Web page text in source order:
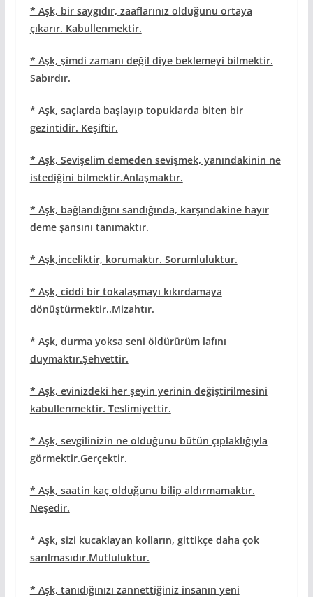
* Aşk, bir saygıdır, zaaflarınız olduğunu ortaya
çıkarır. Kabullenmektir.
* Aşk, şimdi zamanı değil diye beklemeyi bilmektir.
Sabırdır.
* Aşk, saçlarda başlayıp topuklarda biten bir
gezintidir. Keşiftir.
* Aşk, Sevişelim demeden sevişmek, yanındakinin ne
istediğini bilmektir.Anlaşmaktır.
* Aşk, bağlandığını sandığında, karşındakine hayır
deme şansını tanımaktır.
* Aşk,inceliktir, korumaktır. Sorumluluktur.
* Aşk, ciddi bir tokalaşmayı kıkırdamaya
dönüştürmektir..Mizahtır.
* Aşk, durma yoksa seni öldürürüm lafını
duymaktır.Şehvettir.
* Aşk, evinizdeki her şeyin yerinin değiştirilmesini
kabullenmektir. Teslimiyettir.
* Aşk, sevgilinizin ne olduğunu bütün çıplaklığıyla
görmektir.Gerçektir.
* Aşk, saatin kaç olduğunu bilip aldırmamaktır.
Neşedir.
* Aşk, sizi kucaklayan kolların, gittikçe daha çok
sarılmasıdır.Mutluluktur.
* Aşk, tanıdığınızı zannettiğiniz insanın yeni